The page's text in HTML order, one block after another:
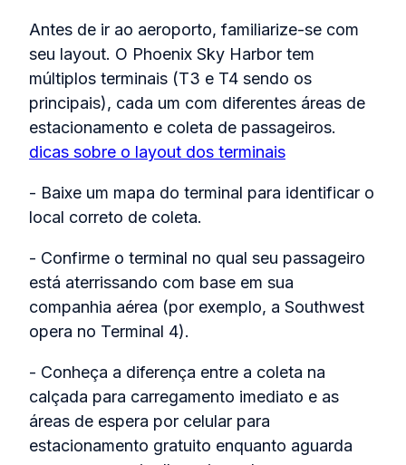
Antes de ir ao aeroporto, familiarize-se com
seu layout. O Phoenix Sky Harbor tem
múltiplos terminais (T3 e T4 sendo os
principais), cada um com diferentes áreas de
estacionamento e coleta de passageiros.
dicas sobre o layout dos terminais
- Baixe um mapa do terminal para identificar o
local correto de coleta.
- Confirme o terminal no qual seu passageiro
está aterrissando com base em sua
companhia aérea (por exemplo, a Southwest
opera no Terminal 4).
- Conheça a diferença entre a coleta na
calçada para carregamento imediato e as
áreas de espera por celular para
estacionamento gratuito enquanto aguarda